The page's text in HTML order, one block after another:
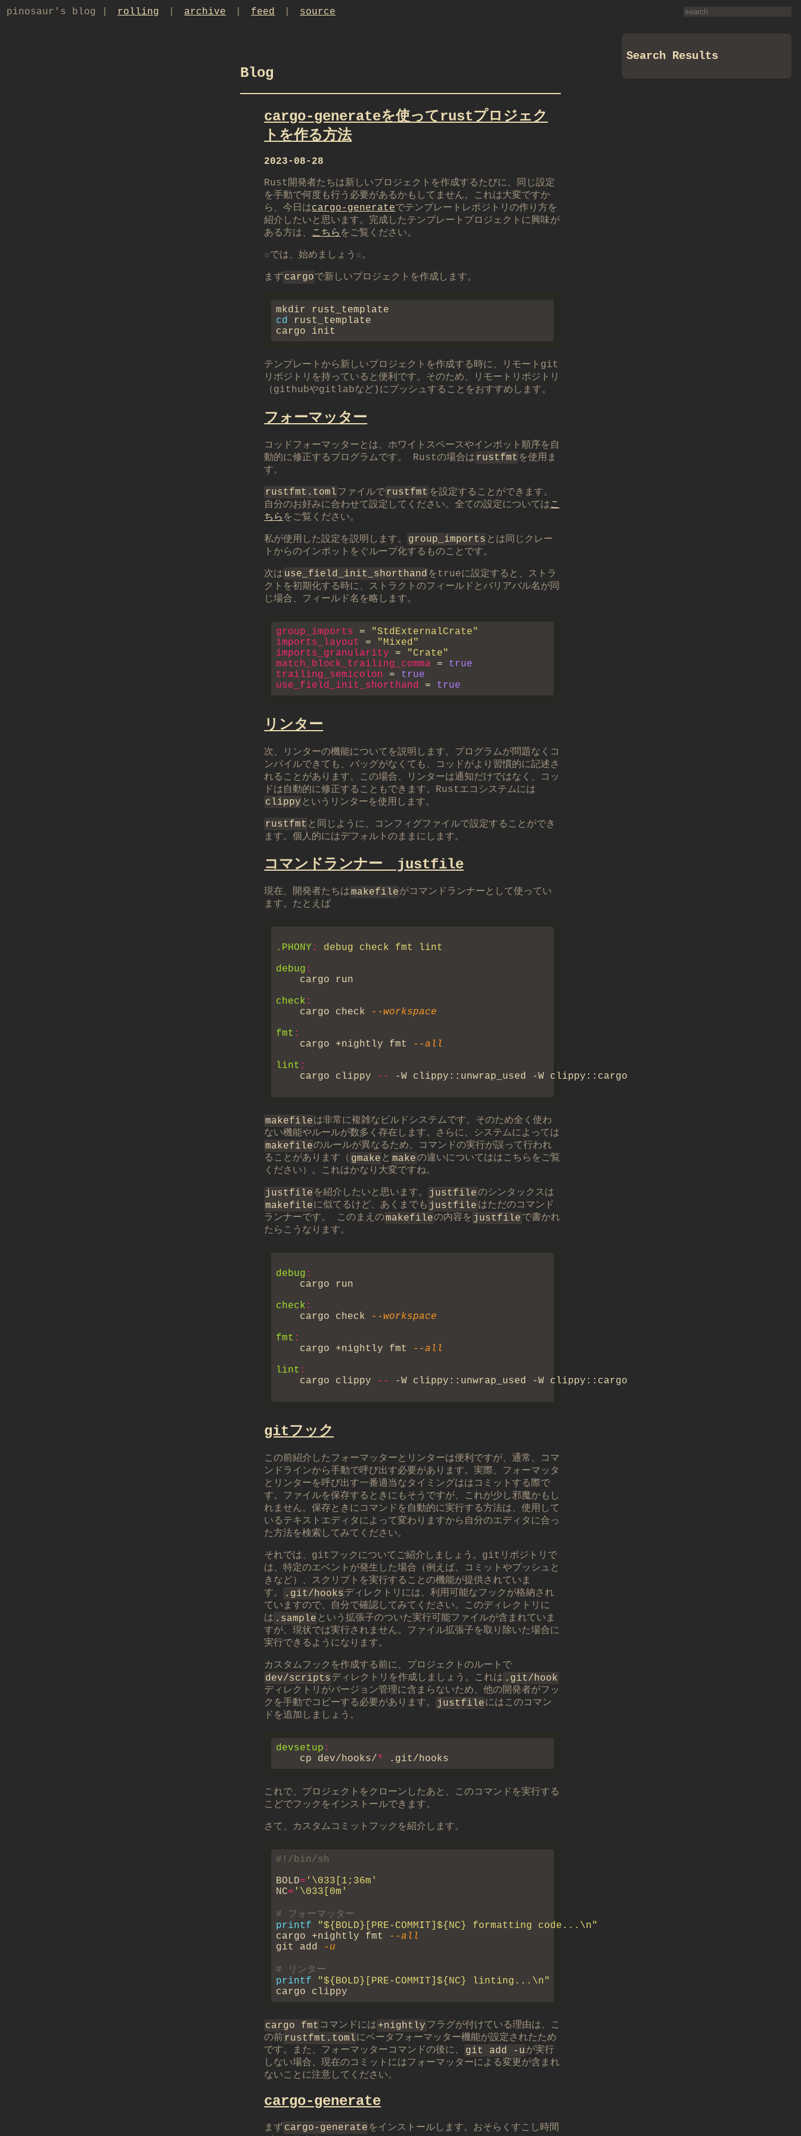
pinosaur's blog | rolling archive feed source
Search Results
Blog
cargo-generateを使ってrustプロジェク
トを作る方法
2023-08-28
Rust開発者たちは新しいプロジェクトを作成するたびに、同じ設定
を手動で何度も行う必要があるかもしてません。これは大変ですか
ら、今日はcargo-generateでテンプレートレポジトリの作り方を
紹介したいと思います。完成したテンプレートプロジェクトに興味が
ある方は、
こちら をご覧ください。
☆では、始めましょう☆。
まずcargoで新しいプロジェクトを作成します。
cd
テンプレートから新しいプロジェクトを作成する時に、リモートgit
リポジトリを持っていると便利です。そのため、リモートリポジトリ
（githubやgitlabなど)にプッシュすることをおすすめします。
フォーマッター
コッドフォーマッターとは、ホワイトスペースやインポット順序を自
動的に修正するプログラムです。 Rustの場合は rustfmt を使用ま
す。
rustfmt.tomlファイルで rustfmt を設定することができます。
自分のお好みに合わせて設定してください。全ての設定についてはこ
ちら をご覧ください。
私が使用した設定を説明します。 group_imports とは同じクレー
トからのインポットをぐループ化するものことです。
次は use_field_init_shorthand をtrueに設定すると、ストラ
クトを初期化する時に、ストラクトのフィールドとバリアバル名が同
じ場合、フィールド名を略します。
group_imports =
imports_layout =
imports_granularity =
match_block_trailing_comma =
trailing_semicolon =
use_field_init_shorthand =
リンター
次、リンターの機能についてを説明します。プログラムが問題なくコ
ンパイルできても、バッグがなくても、コッドがより習慣的に記述さ
れることがあります。この場合、リンターは通知だけではなく、コッ
ドは自動的に修正することもできます。Rustエコシステムには
clippy というリンターを使用します。
rustfmt と同じように、コンフィグファイルで設定することができ
ます。個人的にはデフォルトのままにします。
コマンドランナー justfile
現在、開発者たちはmakefileがコマンドランナーとして使ってい
ます。たとえば
.PHONY :
debug
check
    cargo check
fmt
    cargo +nightly fmt
lint
    cargo clippy
--
makefileは非常に複雑なビルドシステムです。そのため全く使わ
ない機能やルールが数多く存在します。さらに、システムによっては
makefileのルールが異なるため、コマンドの実行が誤って行われ
ることがあります（ gmake と makeの違いについてははこちらをご覧
ください）。これはかなり大変ですね。
justfile を紹介したいと思います。 justfileのシンタックスは
makefileに似てるけど、あくまでも justfile はただのコマンド
ランナーです。 このまえのmakefileの内容を justfile で書かれ
たらこうなります。
debug
check
    cargo check
fmt
    cargo +nightly fmt
lint
    cargo clippy
--
gitフック
この前紹介したフォーマッターとリンターは便利ですが、通常、コマ
ンドラインから手動で呼び出す必要があります。実際、フォーマッタ
とリンターを呼び出す一番適当なタイミングははコミットする際で
す。ファイルを保存するときにもそうですが、これが少し邪魔かもし
れません。保存ときにコマンドを自動的に実行する方法は、使用して
いるテキストエディタによって変わりますから自分のエディタに合っ
た方法を検索してみてください。
それでは、gitフックについてご紹介しましょう。gitリポジトリで
は、特定のエベントが発生した場合（例えば、コミットやプッシュと
きなど）、スクリプトを実行することの機能が提供されていま
す。
.git/hooksディレクトリには、利用可能なフックが格納され
ていますので、自分で確認してみてください。このディレクトリに
は .sample という拡張子のついた実行可能ファイルが含まれていま
すが、現状では実行されません。ファイル拡張子を取り除いた場合に
実行できるようになります。
カスタムフックを作成する前に、プロジェクトのルートで
dev/scriptsディレクトリを作成しましょう。これは .git/hook
ディレクトリがバージョン管理に含まらないため、他の開発者がフッ
クを手動でコピーする必要があります。
justfileにはこのコマン
ドを追加しましょう。
devsetup
    cp dev/hooks/
*
これで、プロジェクトをクローンしたあと、このコマンドを実行する
こどでフックをインストールできます。
さて、カスタムコミットフックを紹介します。
BOLD=
NC=
printf
cargo +nightly fmt
git add
printf
cargo fmt コマンドには +nightly フラグが付けている理由は、こ
の前 rustfmt.tomlにベータフォーマッター機能が設定されたため
です。また、フォーマッターコマンドの後に、
git add -uが実行
しない場合、現在のコミットにはフォーマッターによる変更が含まれ
ないことに注意してください。
cargo-generate
まずcargo-generate をインストールします。おそらくすこし時間